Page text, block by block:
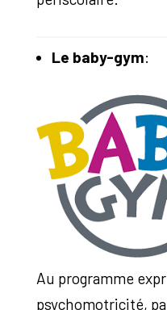
Le baby-gym:
Au programme
psychomotricité,